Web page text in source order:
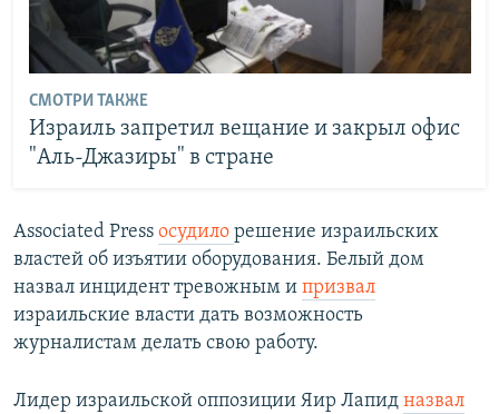
СМОТРИ ТАКЖЕ
Израиль запретил вещание и закрыл офис
"Аль-Джазиры" в стране
Associated Press осудило решение израильских
властей об изъятии оборудования. Белый дом
назвал инцидент тревожным и призвал
израильские власти дать возможность
журналистам делать свою работу.
Лидер израильской оппозиции Яир Лапид назвал